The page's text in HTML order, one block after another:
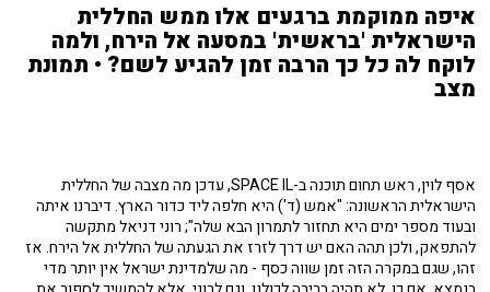
איפה ממוקמת ברגעים אלו ממש החללית
הישראלית 'בראשית' במסעה אל הירח, ולמה
לוקח לה כל כך הרבה זמן להגיע לשם? • תמונת
מצב
אסף לוין, ראש תחום תוכנה ב-SPACE IL, עדכן מה מצבה של החללית
הישראלית הראשונה: "אמש (ד') היא חלפה ליד כדור הארץ. דיברנו איתה
ובעוד מספר ימים היא תחזור לתמרון הבא שלה"; רוני דניאל מתקשה
להתפאק, ולכן תהה האם יש דרך לזרז את הגעתה של החללית אל הירח. אז
זהו, שגם במקרה הזה זמן שווה כסף - מה שלמדינת ישראל אין יותר מדי